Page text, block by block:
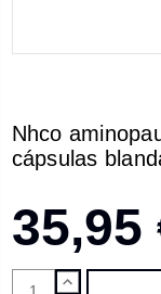
Nhco
cápsulas
35,95
AUMENTAR